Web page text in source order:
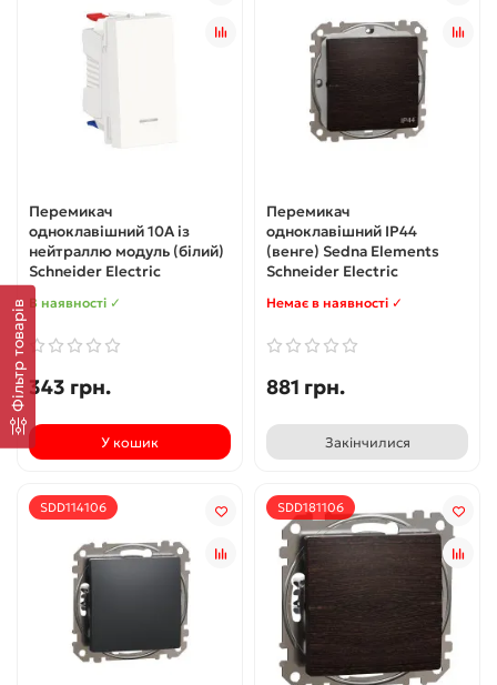
Фільтр товарів
Перемикач
одноклавішний 10А із
нейтраллю модуль (білий)
Schneider Electric
В наявності ✓
343 грн.
У кошик
Перемикач
одноклавішний IP44
(венге) Sedna Elements
Schneider Electric
Немає в наявності ✓
881 грн.
Закінчилися
SDD114106 SDD181106